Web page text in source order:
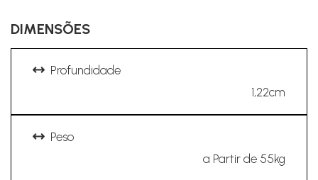
DIMENSÕES
Profundidade
1,22cm
Peso
a Partir de 55kg